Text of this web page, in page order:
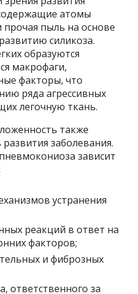
атомы
прочая пыль на основе
силикоза.
образуются
макрофаги,
факторы, что
ряда агрессивных
легочную ткань.
также
заболевания.
зависит
устранения
реакций в ответ на
факторов;
и фиброзных
ответственного за